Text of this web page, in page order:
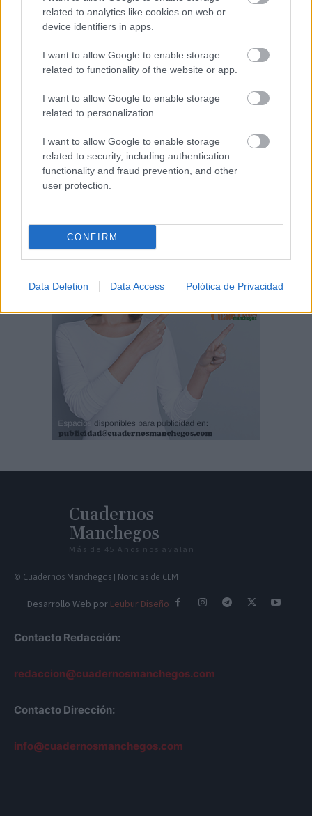
related to analytics like cookies on web or
device identifiers in apps.
I want to allow Google to enable storage
related to functionality of the website or app.
I want to allow Google to enable storage
related to personalization.
I want to allow Google to enable storage
related to security, including authentication
functionality and fraud prevention, and other
user protection.
CONFIRM
Data Deletion Data Access Polótica de Privacidad
La II Vuelta Ciclista Castilla-La
Mancha LEADER impulsa la
través del deporte femenino
07/08/2026
La Junta respalda el proceso de
revalidación del Geoparque de
Geoparque Mundial de la
UNESCO
07/08/2026
Cuadernos
Manchegos
Más de 45 Años nos avalan
© Cuadernos Manchegos | Noticias de CLM
Desarrollo Web por Leubur Diseño
Contacto Redacción:
redaccion@cuadernosmanchegos.com
Contacto Dirección:
info@cuadernosmanchegos.com